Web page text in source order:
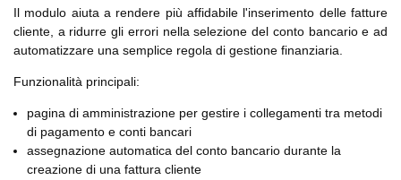
Il modulo aiuta a rendere più affidabile l'inserimento delle fatture
cliente, a ridurre gli errori nella selezione del conto bancario e ad
automatizzare una semplice regola di gestione finanziaria.
Funzionalità principali:
pagina di amministrazione per gestire i collegamenti tra metodi
di pagamento e conti bancari
assegnazione automatica del conto bancario durante la
creazione di una fattura cliente